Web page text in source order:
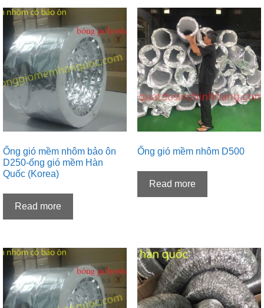
Ống gió mềm nhôm bảo ôn
D250-ống gió mềm Hàn
Quốc (Korea)
Read more
Ống gió mềm nhôm D500
Read more